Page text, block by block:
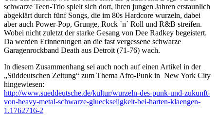
schwarze Teen-Trio spielt sich dort, ihren jungen Jahren erstaunlich
abgeklärt durch fünf Songs, die im 80s Hardcore wurzeln, dabei
aber auch Power-Pop, Grunge, Rock `n` Roll und R&B streifen.
Wobei nicht zuletzt der starke Gesang von Dee Radkey begeistert.
Da werden Erinnerungen an die fast vergessene schwarze
Garagenrockband Death aus Detroit (71-76) wach.
In diesem Zusammenhang sei auch noch auf einen Artikel in der
„Süddeutschen Zeitung“ zum Thema Afro-Punk in New York City
hingewiesen:
http://www.sueddeutsche.de/kultur/wurzeln-des-punk-und-zukunft-
von-heavy-metal-schwarze-glueckseligkeit-bei-harten-klaengen-
1.1762716-2